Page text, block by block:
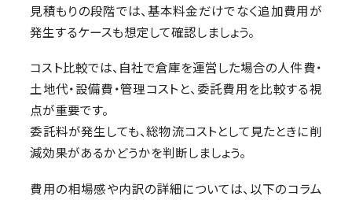
見積もりの段階では、基本料金だけでなく追加費用が
発生するケースも想定して確認しましょう。
コスト比較では、自社で倉庫を運営した場合の人件費・
土地代・設備費・管理コストと、委託費用を比較する視
点が重要です。
委託料が発生しても、総物流コストとして見たときに削
減効果があるかどうかを判断しましょう。
費用の相場感や内訳の詳細については、以下のコラム